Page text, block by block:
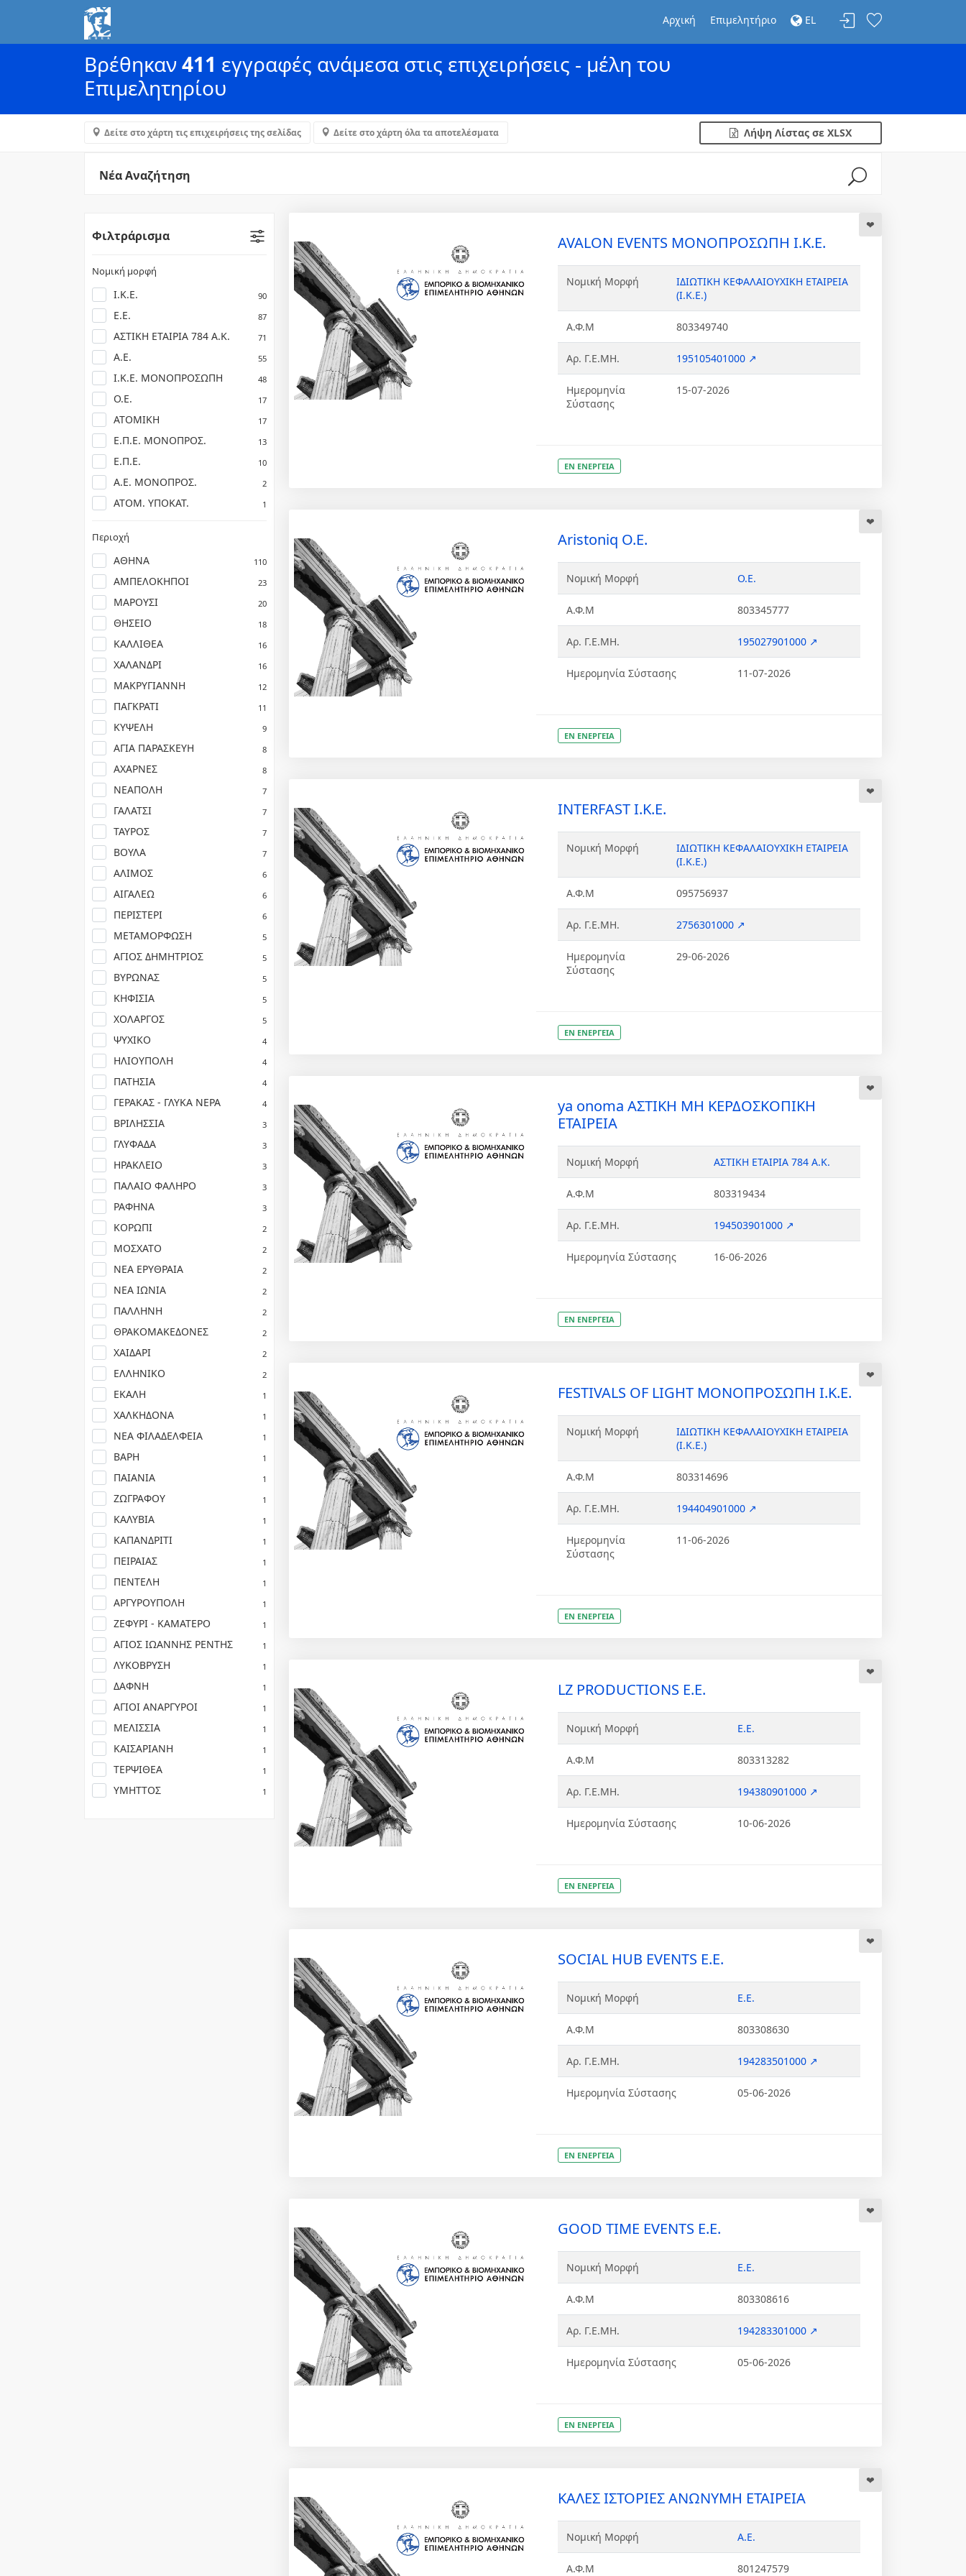
Αρχική Επιμελητήριο EL
Βρέθηκαν411 εγγραφές ανάμεσα στις επιχειρήσεις - μέλη του
Επιμελητηρίου
Δείτε στο χάρτη τις επιχειρήσεις της σελίδας Δείτε στο χάρτη όλα τα αποτελέσματα Λήψη Λίστας σε XLSX
Νέα Αναζήτηση
Φιλτράρισμα
Νομική μορφή
Ι.Κ.Ε. 90
Ε.Ε. 87
ΑΣΤΙΚΗ ΕΤΑΙΡΙΑ 784 Α.Κ. 71
Α.Ε. 55
Ι.Κ.Ε. ΜΟΝΟΠΡΟΣΩΠΗ 48
Ο.Ε. 17
ΑΤΟΜΙΚΗ 17
Ε.Π.Ε. ΜΟΝΟΠΡΟΣ. 13
Ε.Π.Ε. 10
Α.Ε. ΜΟΝΟΠΡΟΣ. 2
ΑΤΟΜ. ΥΠΟΚΑΤ. 1
Περιοχή
ΑΘΗΝΑ 110
ΑΜΠΕΛΟΚΗΠΟΙ 23
ΜΑΡΟΥΣΙ 20
ΘΗΣΕΙΟ 18
ΚΑΛΛΙΘΕΑ 16
ΧΑΛΑΝΔΡΙ 16
ΜΑΚΡΥΓΙΑΝΝΗ 12
ΠΑΓΚΡΑΤΙ 11
ΚΥΨΕΛΗ 9
ΑΓΙΑ ΠΑΡΑΣΚΕΥΗ 8
ΑΧΑΡΝΕΣ 8
ΝΕΑΠΟΛΗ 7
ΓΑΛΑΤΣΙ 7
ΤΑΥΡΟΣ 7
ΒΟΥΛΑ 7
ΑΛΙΜΟΣ 6
ΑΙΓΑΛΕΩ 6
ΠΕΡΙΣΤΕΡΙ 6
ΜΕΤΑΜΟΡΦΩΣΗ 5
ΑΓΙΟΣ ΔΗΜΗΤΡΙΟΣ 5
ΒΥΡΩΝΑΣ 5
ΚΗΦΙΣΙΑ 5
ΧΟΛΑΡΓΟΣ 5
ΨΥΧΙΚΟ 4
ΗΛΙΟΥΠΟΛΗ 4
ΠΑΤΗΣΙΑ 4
ΓΕΡΑΚΑΣ - ΓΛΥΚΑ ΝΕΡΑ 4
ΒΡΙΛΗΣΣΙΑ 3
ΓΛΥΦΑΔΑ 3
ΗΡΑΚΛΕΙΟ 3
ΠΑΛΑΙΟ ΦΑΛΗΡΟ 3
ΡΑΦΗΝΑ 3
ΚΟΡΩΠΙ 2
ΜΟΣΧΑΤΟ 2
ΝΕΑ ΕΡΥΘΡΑΙΑ 2
ΝΕΑ ΙΩΝΙΑ 2
ΠΑΛΛΗΝΗ 2
ΘΡΑΚΟΜΑΚΕΔΟΝΕΣ 2
ΧΑΙΔΑΡΙ 2
ΕΛΛΗΝΙΚΟ 2
ΕΚΑΛΗ 1
ΧΑΛΚΗΔΟΝΑ 1
ΝΕΑ ΦΙΛΑΔΕΛΦΕΙΑ 1
ΒΑΡΗ 1
ΠΑΙΑΝΙΑ 1
ΖΩΓΡΑΦΟΥ 1
ΚΑΛΥΒΙΑ 1
ΚΑΠΑΝΔΡΙΤΙ 1
ΠΕΙΡΑΙΑΣ 1
ΠΕΝΤΕΛΗ 1
ΑΡΓΥΡΟΥΠΟΛΗ 1
ΖΕΦΥΡΙ - ΚΑΜΑΤΕΡΟ 1
ΑΓΙΟΣ ΙΩΑΝΝΗΣ ΡΕΝΤΗΣ 1
ΛΥΚΟΒΡΥΣΗ 1
ΔΑΦΝΗ 1
ΑΓΙΟΙ ΑΝΑΡΓΥΡΟΙ 1
ΜΕΛΙΣΣΙΑ 1
ΚΑΙΣΑΡΙΑΝΗ 1
ΤΕΡΨΙΘΕΑ 1
ΥΜΗΤΤΟΣ 1
AVALON EVENTS ΜΟΝΟΠΡΟΣΩΠΗ Ι.Κ.Ε.
Νομική Μορφή
ΙΔΙΩΤΙΚΗ ΚΕΦΑΛΑΙΟΥΧΙΚΗ ΕΤΑΙΡΕΙΑ
(Ι.Κ.Ε.)
Α.Φ.Μ 803349740
Αρ. Γ.Ε.ΜΗ. 195105401000 ↗
Ημερομηνία
Σύστασης
15-07-2026
ΕΝ ΕΝΕΡΓΕΙΑ
Aristoniq Ο.Ε.
Νομική Μορφή Ο.Ε.
Α.Φ.Μ 803345777
Αρ. Γ.Ε.ΜΗ. 195027901000 ↗
Ημερομηνία Σύστασης 11-07-2026
ΕΝ ΕΝΕΡΓΕΙΑ
INTERFAST Ι.Κ.Ε.
Νομική Μορφή
ΙΔΙΩΤΙΚΗ ΚΕΦΑΛΑΙΟΥΧΙΚΗ ΕΤΑΙΡΕΙΑ
(Ι.Κ.Ε.)
Α.Φ.Μ 095756937
Αρ. Γ.Ε.ΜΗ. 2756301000 ↗
Ημερομηνία
Σύστασης
29-06-2026
ΕΝ ΕΝΕΡΓΕΙΑ
ya onoma ΑΣΤΙΚΗ ΜΗ ΚΕΡΔΟΣΚΟΠΙΚΗ
ΕΤΑΙΡΕΙΑ
Νομική Μορφή ΑΣΤΙΚΗ ΕΤΑΙΡΙΑ 784 Α.Κ.
Α.Φ.Μ 803319434
Αρ. Γ.Ε.ΜΗ. 194503901000 ↗
Ημερομηνία Σύστασης 16-06-2026
ΕΝ ΕΝΕΡΓΕΙΑ
FESTIVALS OF LIGHT ΜΟΝΟΠΡΟΣΩΠΗ Ι.Κ.Ε.
Νομική Μορφή
ΙΔΙΩΤΙΚΗ ΚΕΦΑΛΑΙΟΥΧΙΚΗ ΕΤΑΙΡΕΙΑ
(Ι.Κ.Ε.)
Α.Φ.Μ 803314696
Αρ. Γ.Ε.ΜΗ. 194404901000 ↗
Ημερομηνία
Σύστασης
11-06-2026
ΕΝ ΕΝΕΡΓΕΙΑ
LZ PRODUCTIONS Ε.Ε.
Νομική Μορφή Ε.Ε.
Α.Φ.Μ 803313282
Αρ. Γ.Ε.ΜΗ. 194380901000 ↗
Ημερομηνία Σύστασης 10-06-2026
ΕΝ ΕΝΕΡΓΕΙΑ
SOCIAL HUB EVENTS Ε.Ε.
Νομική Μορφή Ε.Ε.
Α.Φ.Μ 803308630
Αρ. Γ.Ε.ΜΗ. 194283501000 ↗
Ημερομηνία Σύστασης 05-06-2026
ΕΝ ΕΝΕΡΓΕΙΑ
GOOD TIME EVENTS Ε.Ε.
Νομική Μορφή Ε.Ε.
Α.Φ.Μ 803308616
Αρ. Γ.Ε.ΜΗ. 194283301000 ↗
Ημερομηνία Σύστασης 05-06-2026
ΕΝ ΕΝΕΡΓΕΙΑ
ΚΑΛΕΣ ΙΣΤΟΡΙΕΣ ΑΝΩΝΥΜΗ ΕΤΑΙΡΕΙΑ
Νομική Μορφή Α.Ε.
Α.Φ.Μ 801247579